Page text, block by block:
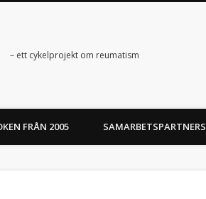
– ett cykelprojekt om reumatism
FRÅN 2005 SAMARBETSPARTNERS